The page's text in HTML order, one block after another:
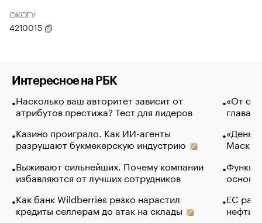
ОКОГУ
4210015
Интересное на РБК
Насколько ваш авторитет зависит от
атрибутов престижа? Тест для лидеров
Казино проиграло. Как ИИ-агенты
разрушают букмекерскую индустрию
Выживают сильнейших. Почему компании
избавляются от лучших сотрудников
Как банк Wildberries резко нарастил
кредиты селлерам до атак на склады
«От
глава
Маск в
основ
ЕС
нефти